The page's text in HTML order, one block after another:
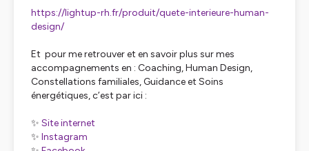
https://lightup-rh.fr/produit/quete-interieure-human-
design/
Et pour me retrouver et en savoir plus sur mes
accompagnements en : Coaching, Human Design,
Constellations familiales, Guidance et Soins
énergétiques, c’est par ici :
✨ ⁠Site internet ⁠
✨ ⁠ Instagram ⁠